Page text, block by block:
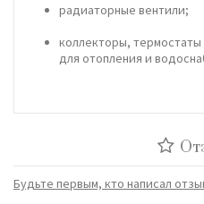
радиаторные вентили;
коллекторы,
для отопления и
Будьте первым, кто написал